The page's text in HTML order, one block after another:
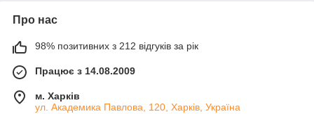
Про нас
98% позитивних з 212 відгуків за рік
Працює з 14.08.2009
м. Харків
ул. Академика Павлова, 120, Харків, Україна